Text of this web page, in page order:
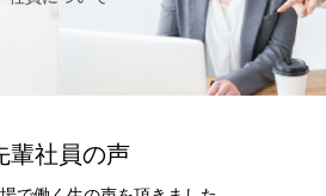
輩社員の声